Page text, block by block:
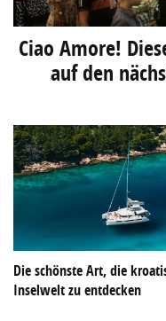
Ciao Amore!
auf den
Die schönste Art, die
Inselwelt zu entdecken